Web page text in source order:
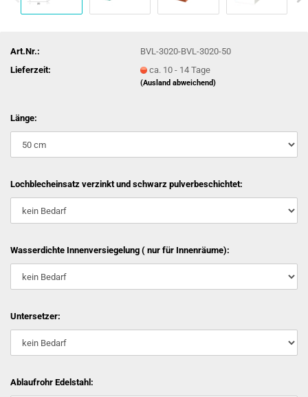
Art.Nr.:
BVL-3020-BVL-3020-50
Lieferzeit:
ca. 10 - 14 Tage
(Ausland abweichend)
Länge:
Lochblecheinsatz verzinkt und schwarz pulverbeschichtet:
Wasserdichte Innenversiegelung ( nur für Innenräume):
Untersetzer:
Ablaufrohr Edelstahl: